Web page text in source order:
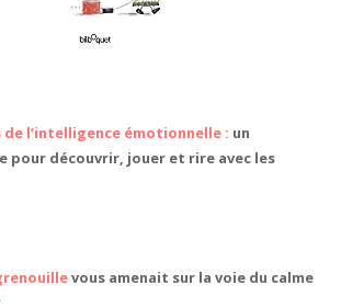
l’intelligence émotionnelle : un
pour découvrir, jouer et rire avec les
vous amenait sur la voie du calme